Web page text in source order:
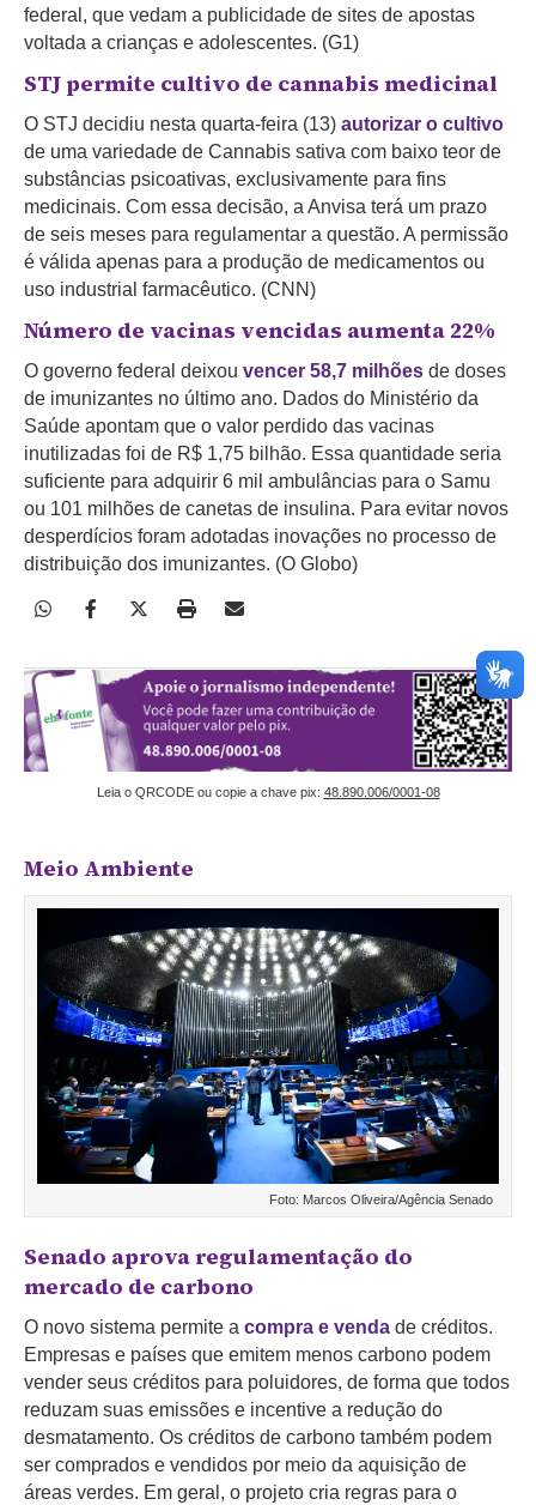
federal, que vedam a publicidade de sites de apostas
voltada a crianças e adolescentes. (G1)
STJ permite cultivo de cannabis medicinal
O STJ decidiu nesta quarta-feira (13) autorizar o cultivo
de uma variedade de Cannabis sativa com baixo teor de
substâncias psicoativas, exclusivamente para fins
medicinais. Com essa decisão, a Anvisa terá um prazo
de seis meses para regulamentar a questão. A permissão
é válida apenas para a produção de medicamentos ou
uso industrial farmacêutico. (CNN)
Número de vacinas vencidas aumenta 22%
O governo federal deixou vencer 58,7 milhões de doses
de imunizantes no último ano. Dados do Ministério da
Saúde apontam que o valor perdido das vacinas
inutilizadas foi de R$ 1,75 bilhão. Essa quantidade seria
suficiente para adquirir 6 mil ambulâncias para o Samu
ou 101 milhões de canetas de insulina. Para evitar novos
desperdícios foram adotadas inovações no processo de
distribuição dos imunizantes. (O Globo)
Leia o QRCODE ou copie a chave pix: 48.890.006/0001-08
Meio Ambiente
Foto: Marcos Oliveira/Agência Senado
Senado aprova regulamentação do
mercado de carbono
O novo sistema permite a compra e venda de créditos.
Empresas e países que emitem menos carbono podem
vender seus créditos para poluidores, de forma que todos
reduzam suas emissões e incentive a redução do
desmatamento. Os créditos de carbono também podem
ser comprados e vendidos por meio da aquisição de
áreas verdes. Em geral, o projeto cria regras para o